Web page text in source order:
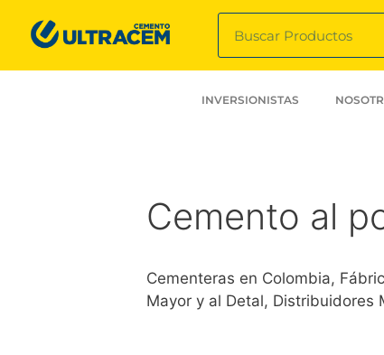
INVERSIONISTAS
Cemento al
Cementeras en Colombia,
Mayor y al Detal, Distribuidores